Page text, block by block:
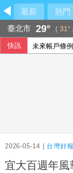
最新 熱門
臺北市 29° ( 31°
快訊 未來帳戶條
2026-05-14 | 台灣好報
宜大百週年